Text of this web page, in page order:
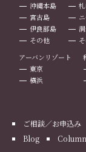
沖縄本島
宮古島
伊良部島
その他
アーバンリゾート
東京
横浜
ご相談／お申込み
Blog
Column